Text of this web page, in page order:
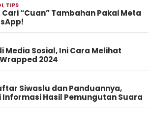
, TIPS
Cari “Cuan” Tambahan Pakai Meta
Media Sosial, Ini Cara Melihat
2024
Siwaslu dan Panduannya,
Informasi Hasil Pemungutan Suara